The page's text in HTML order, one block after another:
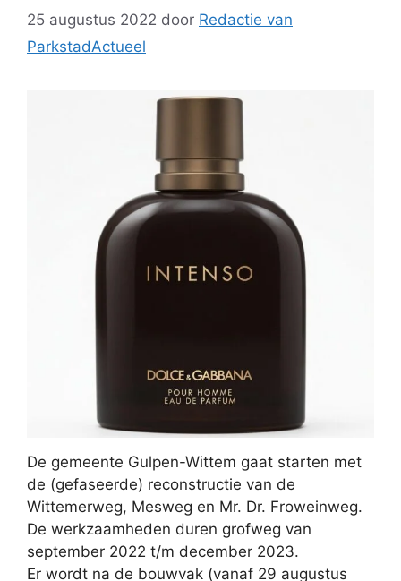
25 augustus 2022 door Redactie van
ParkstadActueel
De gemeente Gulpen-Wittem gaat starten met
de (gefaseerde) reconstructie van de
Wittemerweg, Mesweg en Mr. Dr. Froweinweg.
De werkzaamheden duren grofweg van
september 2022 t/m december 2023.
Er wordt na de bouwvak (vanaf 29 augustus